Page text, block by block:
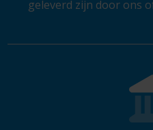
geleverd zijn door ons